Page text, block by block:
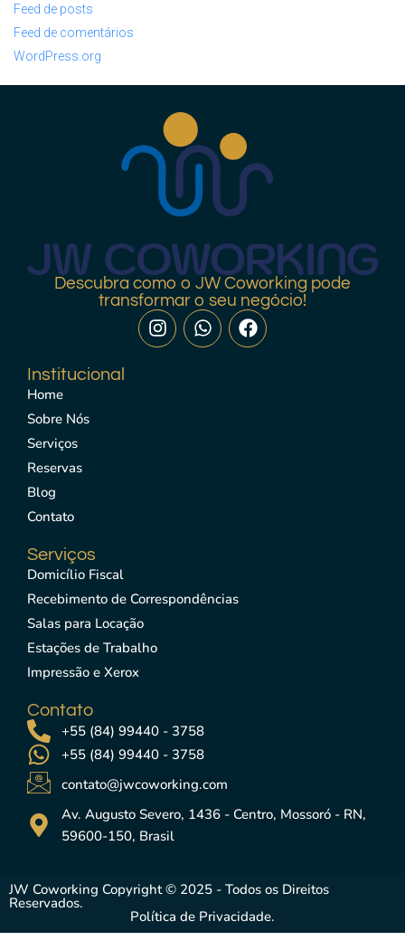
Feed de posts
Feed de comentários
WordPress.org
Descubra como o JW Coworking pode
transformar o seu negócio!
Institucional
Home
Sobre Nós
Serviços
Reservas
Blog
Contato
Serviços
Domicílio Fiscal
Recebimento de Correspondências
Salas para Locação
Estações de Trabalho
Impressão e Xerox
Contato
+55 (84) 99440 - 3758
+55 (84) 99440 - 3758
contato@jwcoworking.com
Av. Augusto Severo, 1436 - Centro, Mossoró - RN,
59600-150, Brasil
JW Coworking Copyright © 2025 - Todos os Direitos
Reservados.
Política de Privacidade.